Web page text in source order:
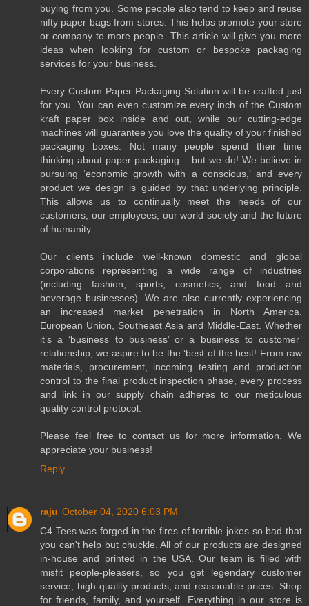
buying from you. Some people also tend to keep and reuse
nifty paper bags from stores. This helps promote your store
or company to more people. This article will give you more
ideas when looking for custom or bespoke packaging
services for your business.
Every Custom Paper Packaging Solution will be crafted just
for you. You can even customize every inch of the Custom
kraft paper box inside and out, while our cutting-edge
machines will guarantee you love the quality of your finished
packaging boxes. Not many people spend their time
thinking about paper packaging – but we do! We believe in
pursuing ‘economic growth with a conscious,’ and every
product we design is guided by that underlying principle.
This allows us to continually meet the needs of our
customers, our employees, our world society and the future
of humanity.
Our clients include well-known domestic and global
corporations representing a wide range of industries
(including fashion, sports, cosmetics, and food and
beverage businesses). We are also currently experiencing
an increased market penetration in North America,
European Union, Southeast Asia and Middle-East. Whether
it’s a ‘business to business’ or a business to customer’
relationship, we aspire to be the ‘best of the best! From raw
materials, procurement, incoming testing and production
control to the final product inspection phase, every process
and link in our supply chain adheres to our meticulous
quality control protocol.
Please feel free to contact us for more information. We
appreciate your business!
Reply
raju October 04, 2020 6:03 PM
C4 Tees was forged in the fires of terrible jokes so bad that
you can't help but chuckle. All of our products are designed
in-house and printed in the USA. Our team is filled with
misfit people-pleasers, so you get legendary customer
service, high-quality products, and reasonable prices. Shop
for friends, family, and yourself. Everything in our store is